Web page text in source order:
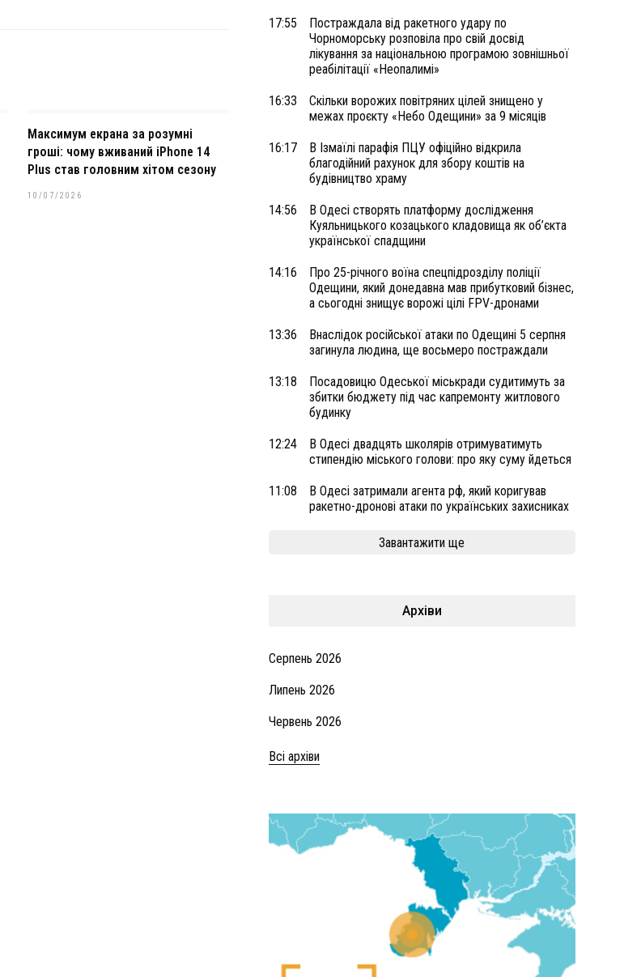
Максимум екрана за розумні
гроші: чому вживаний iPhone 14
Plus став головним хітом сезону
10/07/2026
17:55
Постраждала від ракетного удару по
Чорноморську розповіла про свій досвід
лікування за національною програмою зовнішньої
реабілітації «Неопалимі»
16:33
Скільки ворожих повітряних цілей знищено у
межах проєкту «Небо Одещини» за 9 місяців
16:17
В Ізмаїлі парафія ПЦУ офіційно відкрила
благодійний рахунок для збору коштів на
будівництво храму
14:56
В Одесі створять платформу дослідження
Куяльницького козацького кладовища як об’єкта
української спадщини
14:16
Про 25-річного воїна спецпідрозділу поліції
Одещини, який донедавна мав прибутковий бізнес,
а сьогодні знищує ворожі цілі FPV-дронами
13:36
Внаслідок російської атаки по Одещині 5 серпня
загинула людина, ще восьмеро постраждали
13:18
Посадовицю Одеської міськради судитимуть за
збитки бюджету під час капремонту житлового
будинку
12:24
В Одесі двадцять школярів отримуватимуть
стипендію міського голови: про яку суму йдеться
11:08
В Одесі затримали агента рф, який коригував
ракетно-дронові атаки по українських захисниках
Завантажити ще
Архіви
Серпень 2026
Липень 2026
Червень 2026
Всі архіви